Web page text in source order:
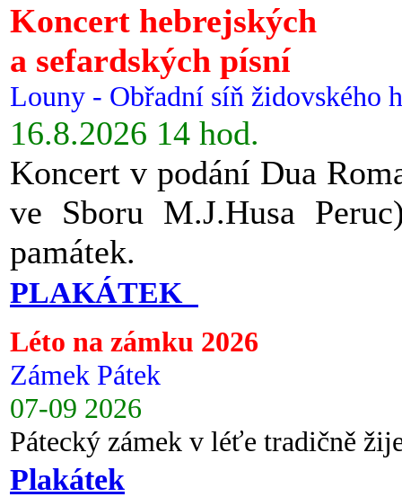
Koncert hebrejských
a sefardských písní
Louny - Obřadní síň židovského
16.8.2026 14 hod.
Koncert v podání Dua
ve Sboru M.J.Husa
památek.
PLAKÁTEK
Léto na zámku 2026
Zámek Pátek
07-09 2026
Pátecký zámek v léťe tradičně
Plakátek